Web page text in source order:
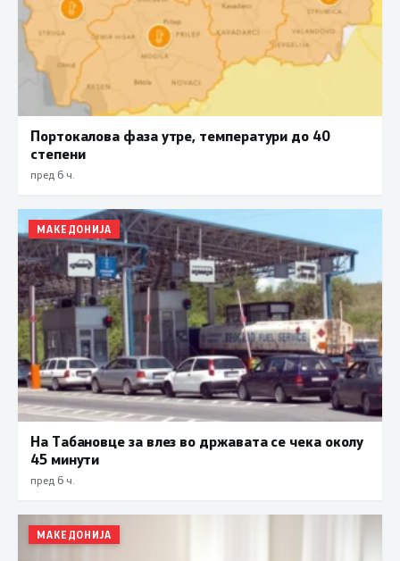
Портокалова фаза утре, температури до 40
степени
пред 6 ч.
МАКЕДОНИЈА
На Табановце за влез во државата се чека околу
45 минути
пред 6 ч.
МАКЕДОНИЈА